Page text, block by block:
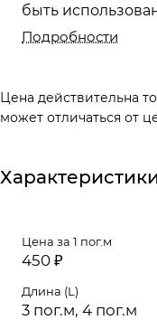
быть
объектов, в т.ч.
Подробности
Цена действительна
может отличаться от
Цена за 1 пог.м
450 ₽
Длина (L)
3 пог.м, 4 пог.м